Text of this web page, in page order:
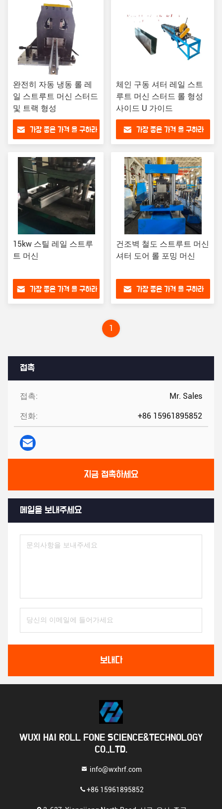
접촉
접촉: Mr. Sales
전화: +86 15961895852
지금 접촉하세요
메일을 보내주세요
보내다
완전히 자동 냉동 롤 레
일 스트루트 머신 스터드
및 트랙 형성
가장 좋은 가격 을 구하라
체인 구동 셔터 레일 스트
루트 머신 스터드 롤 형성
사이드 U 가이드
가장 좋은 가격 을 구하라
15kw 스틸 레일 스트루
트 머신
가장 좋은 가격 을 구하라
건조벽 철도 스트루트 머신
셔터 도어 롤 포밍 머신
가장 좋은 가격 을 구하라
1
WUXI HAI ROLL FONE SCIENCE&TECHNOLOGY
CO.,LTD.
info@wxhrf.com
+86 15961895852